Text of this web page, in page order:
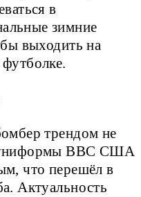
в
зимние
выходить на
трендом не
униформы ВВС США
что перешёл в
Актуальность